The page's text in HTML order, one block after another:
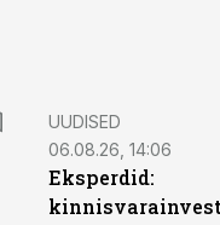
UUDISED
06.08.26, 14:06
Eksperdid: